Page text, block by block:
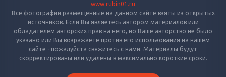
www.rubin01.ru
Все фотографии размещенные на данном сайте взяты из открытых
источников. Если Вы являетесь автором материалов или
обладателем авторских прав на него, но Ваше авторство не было
указано или Вы возражаете против его использования на нашем
сайте - пожалуйста свяжитесь с нами. Материалы будут
скорректированы или удалены в максимально короткие сроки.